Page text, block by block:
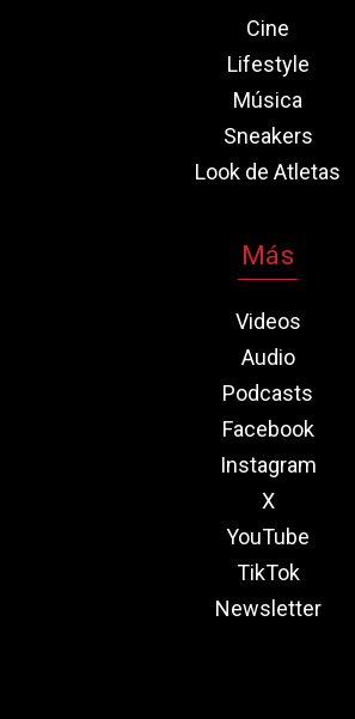
Cine
Lifestyle
Música
Sneakers
Look de Atletas
Más
Videos
Audio
Podcasts
Facebook
Instagram
X
YouTube
TikTok
Newsletter